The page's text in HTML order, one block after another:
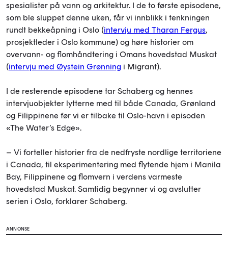
spesialister på vann og arkitektur. I de to første episodene,
som ble sluppet denne uken, får vi innblikk i tenkningen
rundt bekkeåpning i Oslo (intervju med Tharan Fergus,
prosjektleder i Oslo kommune) og høre historier om
overvann- og flomhåndtering i Omans hovedstad Muskat
(intervju med Øystein Grønning i Migrant).
I de resterende episodene tar Schaberg og hennes
intervjuobjekter lytterne med til både Canada, Grønland
og Filippinene før vi er tilbake til Oslo-havn i episoden
«The Water’s Edge».
– Vi forteller historier fra de nedfryste nordlige territoriene
i Canada, til eksperimentering med flytende hjem i Manila
Bay, Filippinene og flomvern i verdens varmeste
hovedstad Muskat. Samtidig begynner vi og avslutter
serien i Oslo, forklarer Schaberg.
ANNONSE